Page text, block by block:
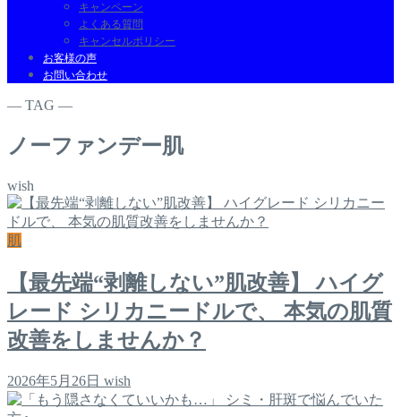
キャンペーン
よくある質問
キャンセルポリシー
お客様の声
お問い合わせ
― TAG ―
ノーファンデー肌
wish
肌
【最先端“剥離しない”肌改善】 ハイグ
レード シリカニードルで、 本気の肌質
改善をしませんか？
2026年5月26日 wish